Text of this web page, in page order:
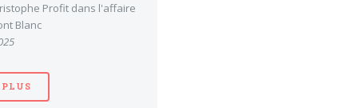
Profit dans l'affaire
Blanc
PLUS